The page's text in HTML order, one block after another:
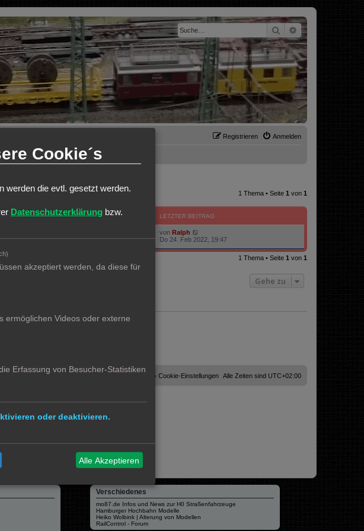
SucheErweiterte Suche
Anmelden
Registrieren
1 Thema • Seite 1 von 1
ANTWORTEN ZUGRIFFE LETZTER BEITRAG
0 48040 von Ralph
Do 24. Feb 2022, 19:47
1 Thema • Seite 1 von 1
Gehe zu
Alle Zeiten sind UTC+02:00
Cookie-Einstellungen
Verschiedenes
mo87.de Infos und News zur H0 Straßenfahrzeuge
Hamburger Hochbahn Modelle
Heiko Wolbink | Alterung von Modellen
RailControl - Forum
Cookie´s
werden die evtl. gesetzt werden.
Datenschutzerklärung bzw.
akzeptiert werden, da diese für
ermöglichen Videos oder externe
Erfassung von Besucher-Statistiken
oder deaktivieren.
Alle Akzeptieren